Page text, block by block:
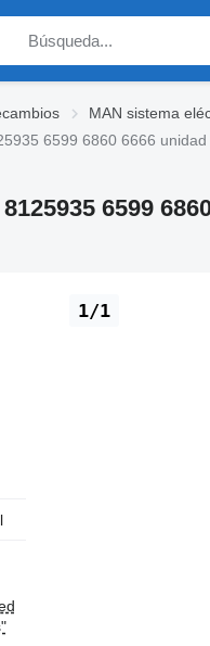
MAN sistema
6599 6860 6666
6599
1/1